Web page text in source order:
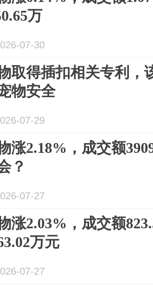
万
07-30
取得插扣相关专利，
物安全
07-29
涨2.18%，成交额
？
07-27
涨2.03%，成交额
万元
07-27